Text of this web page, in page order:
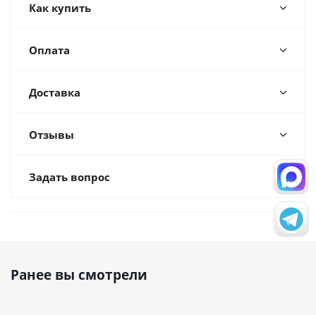
Как купить
Оплата
Доставка
Отзывы
Задать вопрос
Ранее вы смотрели